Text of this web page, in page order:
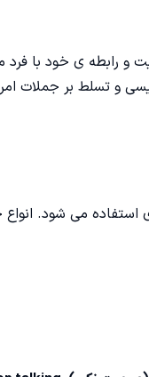
و رابطه ی خود با فرد
و تسلط بر جملات
استفاده می شود.